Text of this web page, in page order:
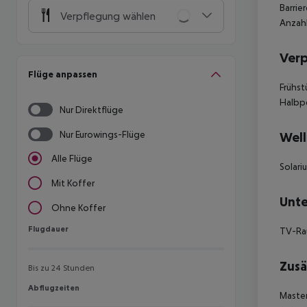
Verpflegung wählen
Flüge anpassen
Nur Direktflüge
Nur Eurowings-Flüge
Alle Flüge
Mit Koffer
Ohne Koffer
Flugdauer
Flugdauer
Bis zu 24 Stunden
Abflugzeiten
Abflugzeiten
TV-